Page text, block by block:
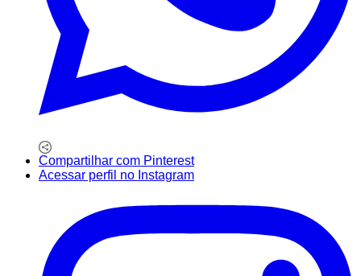
Compartilhar com Pinterest
Acessar perfil no Instagram